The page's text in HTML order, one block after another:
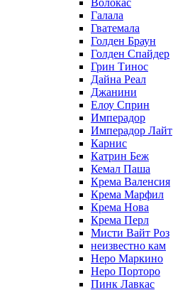
Волокас
Галала
Гватемала
Голден Браун
Голден Спайдер
Грин Тинос
Дайна Реал
Джанини
Елоу Сприн
Имперадор
Имперадор Лайт
Карнис
Катрин Беж
Кемал Паша
Крема Валенсия
Крема Марфил
Крема Нова
Крема Перл
Мисти Вайт Роз
неизвестно кам
Неро Маркино
Неро Порторо
Пинк Лавкаc